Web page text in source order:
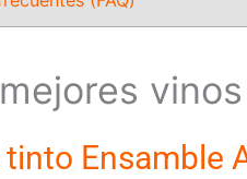
Ensamble